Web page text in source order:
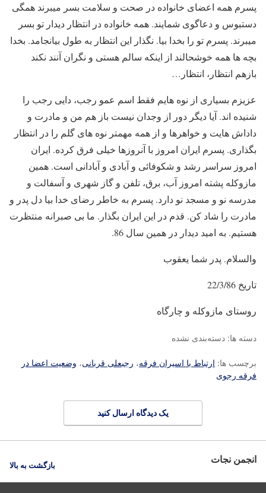
پسرم همه اعضای خانواده در صحت و سلامت بسر میبرند همگی
دستبوس و دعاگوی شمایند. همه خانواده در انتظار دیدار تو بسر
میبرند. پسرم تو را بخدا بیا. نگذار این انتظار به طول بیانجامد. بخدا
بچه ها همه خوشحالند از اینکه سالم هستی و نگران آنند نکند
بازهم انتظار، انتظار…
عزیزم بسیاری از نوه هایم فقط اسم عمو رجب، دایی رجب را
شنیده اند. آیا دیگر دور از وجدان نیست باز هم من و مادرت و
داداش هایت و خواهرها و از همه مهمتر نوه های گلم را در انتظار
بگذاری. پسرم ایران امروز با آنروزها خیلی فرق کرده. ایران
امروز سراسر رشد و شکوفائی و آبادی و آبادانی است. همین
مازوکله پشته امروز آب، برق، تلفن و گاز شهری و آسفالت و
مدرسه نو و مسجد نو دارد. پسرم به خاطر رضای خدا بیا دل پدر و
مادرت را شاد کن. قدم در این ایران بگذار. ما بی صبرانه منتظرت
هستیم. به امید دیدار در همین سال 86.
والسلام. پدر شما یعقوب
تاریخ 22/3/86
روستای مازوکله و چارگاه
دسته ها: دسته‌بندی نشده
برچسب ها: ارتباط با اسیران فرقه، رجبعلی قربانی، وضعیت اعضا در
فرقه رجوی
یک دیدگاه ارسال کنید
انجمن نجات بازگشت به بالا